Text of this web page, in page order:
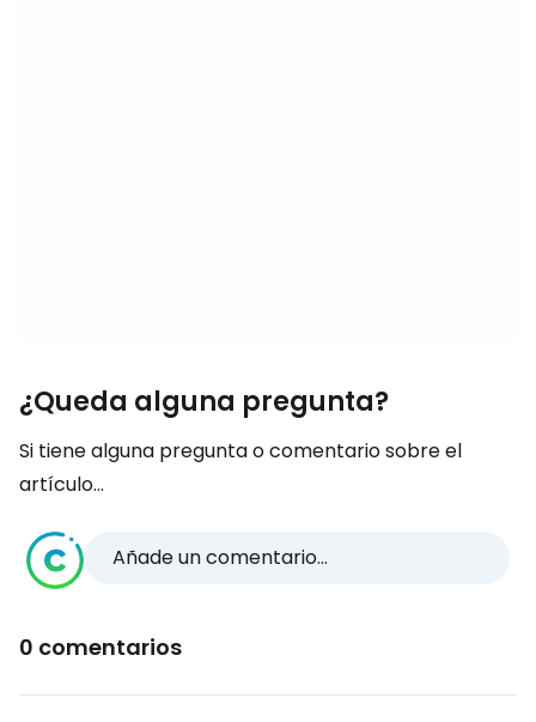
¿Queda alguna pregunta?
Si tiene alguna pregunta o comentario sobre el
artículo...
Añade un comentario...
0 comentarios